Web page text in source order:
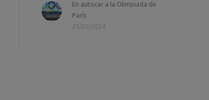
En autocar a la Olimpiada de
París
29/02/2024